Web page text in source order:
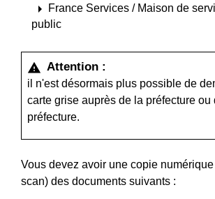
arrow_right
France Services / Maison de
public
warning Attention :
il n'est désormais plus possible de
carte grise auprès de la préfecture ou
préfecture.
Vous devez avoir une copie
scan) des documents suivants :